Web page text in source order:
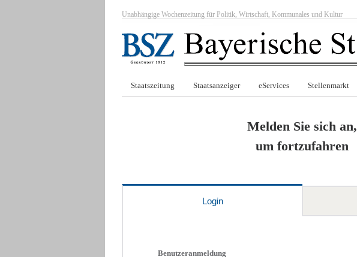
Unabhängige Wochenzeitung für Politik, Wirtschaft, Kommunales und Kultur
Staatszeitung Staatsanzeiger eServices Stellenmarkt
Melden Sie sich an,
um fortzufahren
Login
Benutzeranmeldung